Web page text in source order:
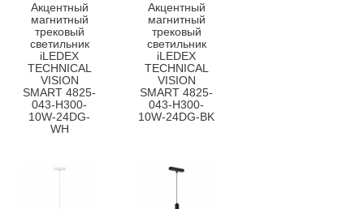
Акцентный
магнитный
трековый
светильник
iLEDEX
TECHNICAL
VISION
SMART 4825-
043-H300-
10W-24DG-
WH
Акцентный
магнитный
трековый
светильник
iLEDEX
TECHNICAL
VISION
SMART 4825-
043-H300-
10W-24DG-BK